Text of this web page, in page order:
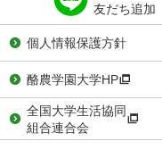
友だち追加
個人情報保護方針
酪農学園大学HP
全国大学生活協同
組合連合会